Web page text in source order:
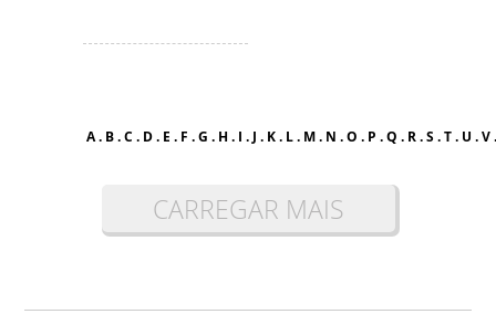
A. B.C . D. E . F .G . H. I . J . K. L. M. N .O . P .Q . R.S.T. U .V.
CARREGAR MAIS